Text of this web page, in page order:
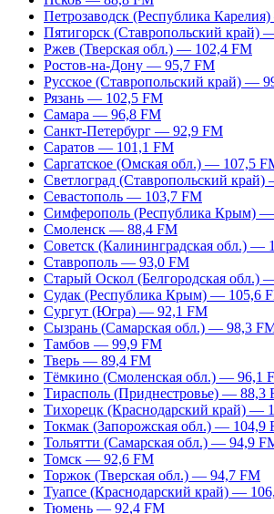
Петрозаводск (Республика
Пятигорск (Ставропольский край)
Ржев (Тверская обл.) — 102,4 FM
Ростов-на-Дону — 95,7 FM
Русское (Ставропольский край) —
Рязань — 102,5 FM
Самара — 96,8 FM
Санкт-Петербург — 92,9 FM
Саратов — 101,1 FM
Саргатское (Омская обл.) — 107,5
Светлоград (Ставропольский
Севастополь — 103,7 FM
Симферополь (Республика Крым)
Смоленск — 88,4 FM
Советск (Калининградская обл.) —
Ставрополь — 93,0 FM
Старый Оскол (Белгородская обл.)
Судак (Республика Крым) — 105,6
Сургут (Югра) — 92,1 FM
Сызрань (Самарская обл.) — 98,3
Тамбов — 99,9 FM
Тверь — 89,4 FM
Тёмкино (Смоленская обл.) — 96,1
Тирасполь (Приднестровье) — 88,3
Тихорецк (Краснодарский край) —
Токмак (Запорожская обл.) — 104,9
Тольятти (Самарская обл.) — 94,9
Томск — 92,6 FM
Торжок (Тверская обл.) — 94,7 FM
Туапсе (Краснодарский край) —
Тюмень — 92,4 FM